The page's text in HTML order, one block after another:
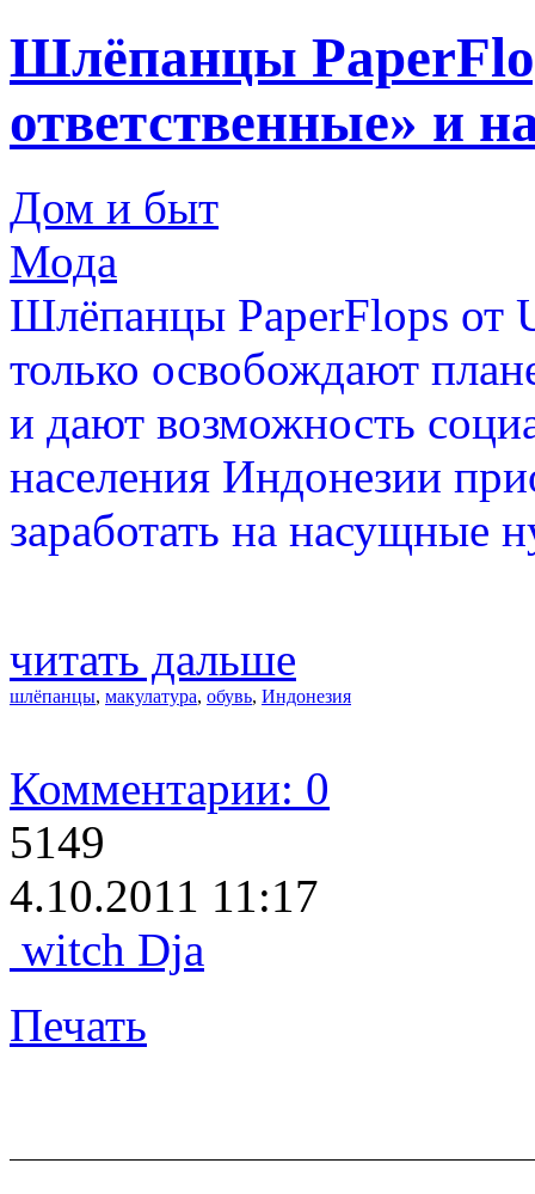
Шлёпанцы
ответственные» и
Дом и быт
Мода
Шлёпанцы PaperFlops от
только освобождают
и дают возможность
населения Индонезии
заработать на насущные
читать дальше
шлёпанцы, макулатура, обувь, Индонезия
Комментарии: 0
5149
4.10.2011 11:17
witch Dja
Печать